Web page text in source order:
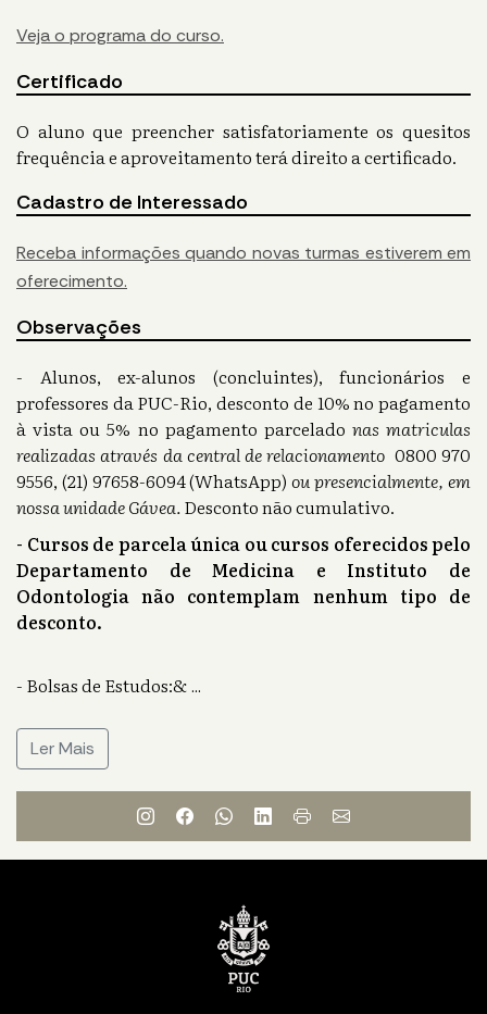
Veja o programa do curso.
Certificado
O aluno que preencher satisfatoriamente os quesitos
frequência e aproveitamento terá direito a certificado.
Cadastro de Interessado
Receba informações quando novas turmas estiverem em
oferecimento.
Observações
- Alunos, ex-alunos (concluintes), funcionários e
professores da PUC-Rio, desconto de 10% no pagamento
à vista ou 5% no pagamento parcelado nas matriculas
realizadas através da central de relacionamento 0800 970
9556, (21) 97658-6094 (WhatsApp)ou presencialmente, em
nossa unidade Gávea.Desconto não cumulativo.
- Cursos de parcela única ou cursos oferecidos pelo
Departamento de Medicina e Instituto de
Odontologia não contemplam nenhum tipo de
desconto.
- Bolsas de Estudos:&...
Ler Mais